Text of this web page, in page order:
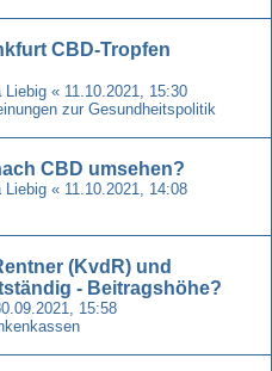
CBD-Tropfen
Liebig « 11.10.2021, 15:30
zur Gesundheitspolitik
CBD umsehen?
Liebig « 11.10.2021, 14:08
(KvdR) und
- Beitragshöhe?
15:58